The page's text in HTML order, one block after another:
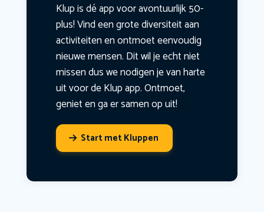
Klup is dé app voor avontuurlijk 50-
plus! Vind een grote diversiteit aan
activiteiten en ontmoet eenvoudig
nieuwe mensen. Dit wil je echt niet
missen dus we nodigen je van harte
uit voor de Klup app. Ontmoet,
geniet en ga er samen op uit!
Start met Kluppen